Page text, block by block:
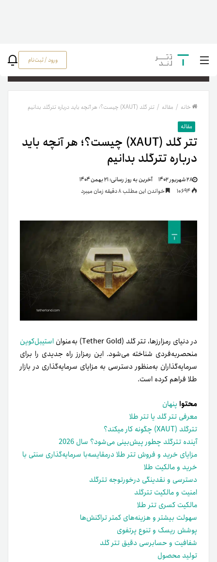
ورود / ثبت‌نام
خانه / مقاله / تتر گلد (XAUT) چیست؟؛ هر آنچه باید درباره تترگلد بدانیم
مقاله
تتر گلد (XAUT) چیست؟؛ هر آنچه باید
درباره تترگلد بدانیم
۲۸ شهریور ۱۴۰۲ آخرین به روز رسانی:۲۱ بهمن ۱۴۰۴
خواندن این مطلب 8 دقیقه زمان میبرد
در دنیای رمزارزها، تتر گلد (Tether Gold) به‌عنوان
استیبل‌کوین
منحصر‌به‌فردی شناخته می‌شود. این رمزارز راه جدیدی را برای
سرمایه‌گذاران به‌منظور دسترسی به مزایای سرمایه‌گذاری در بازار
طلا فراهم کرده است.
محتوا پنهان
معرفی تتر گلد یا تتر طلا
تترگلد (XAUT) چگونه کار میکند؟
آینده تترگلد چطور پیش‌بینی می‌شود؟ سال 2026
مزایای خرید و فروش تتر طلا درمقایسه‌با سرمایه‌گذاری سنتی با
خرید و مالکیت طلا
دسترسی و نقدینگی درخورتوجه تترگلد
امنیت و مالکیت تترگلد
مالکیت کسری تتر طلا
سهولت بیشتر و هزینه‌های کمتر تراکنش‌ها
پوشش ریسک و تنوع پرتفوی
شفافیت و حسابرسی دقیق تتر گلد
تولید محصول